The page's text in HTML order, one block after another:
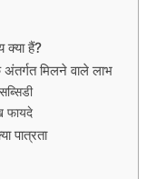
क्या हैं?
मिलने वाले लाभ
फायदे
पात्रता